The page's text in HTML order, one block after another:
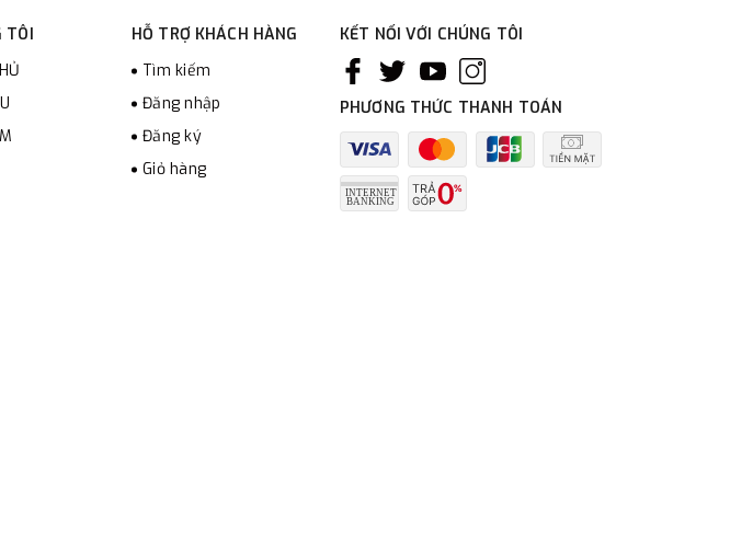
TÔI
HỖ TRỢ KHÁCH HÀNG
Tìm kiếm
Đăng nhập
Đăng ký
Giỏ hàng
KẾT NỐI VỚI CHÚNG TÔI
PHƯƠNG THỨC THANH TOÁN